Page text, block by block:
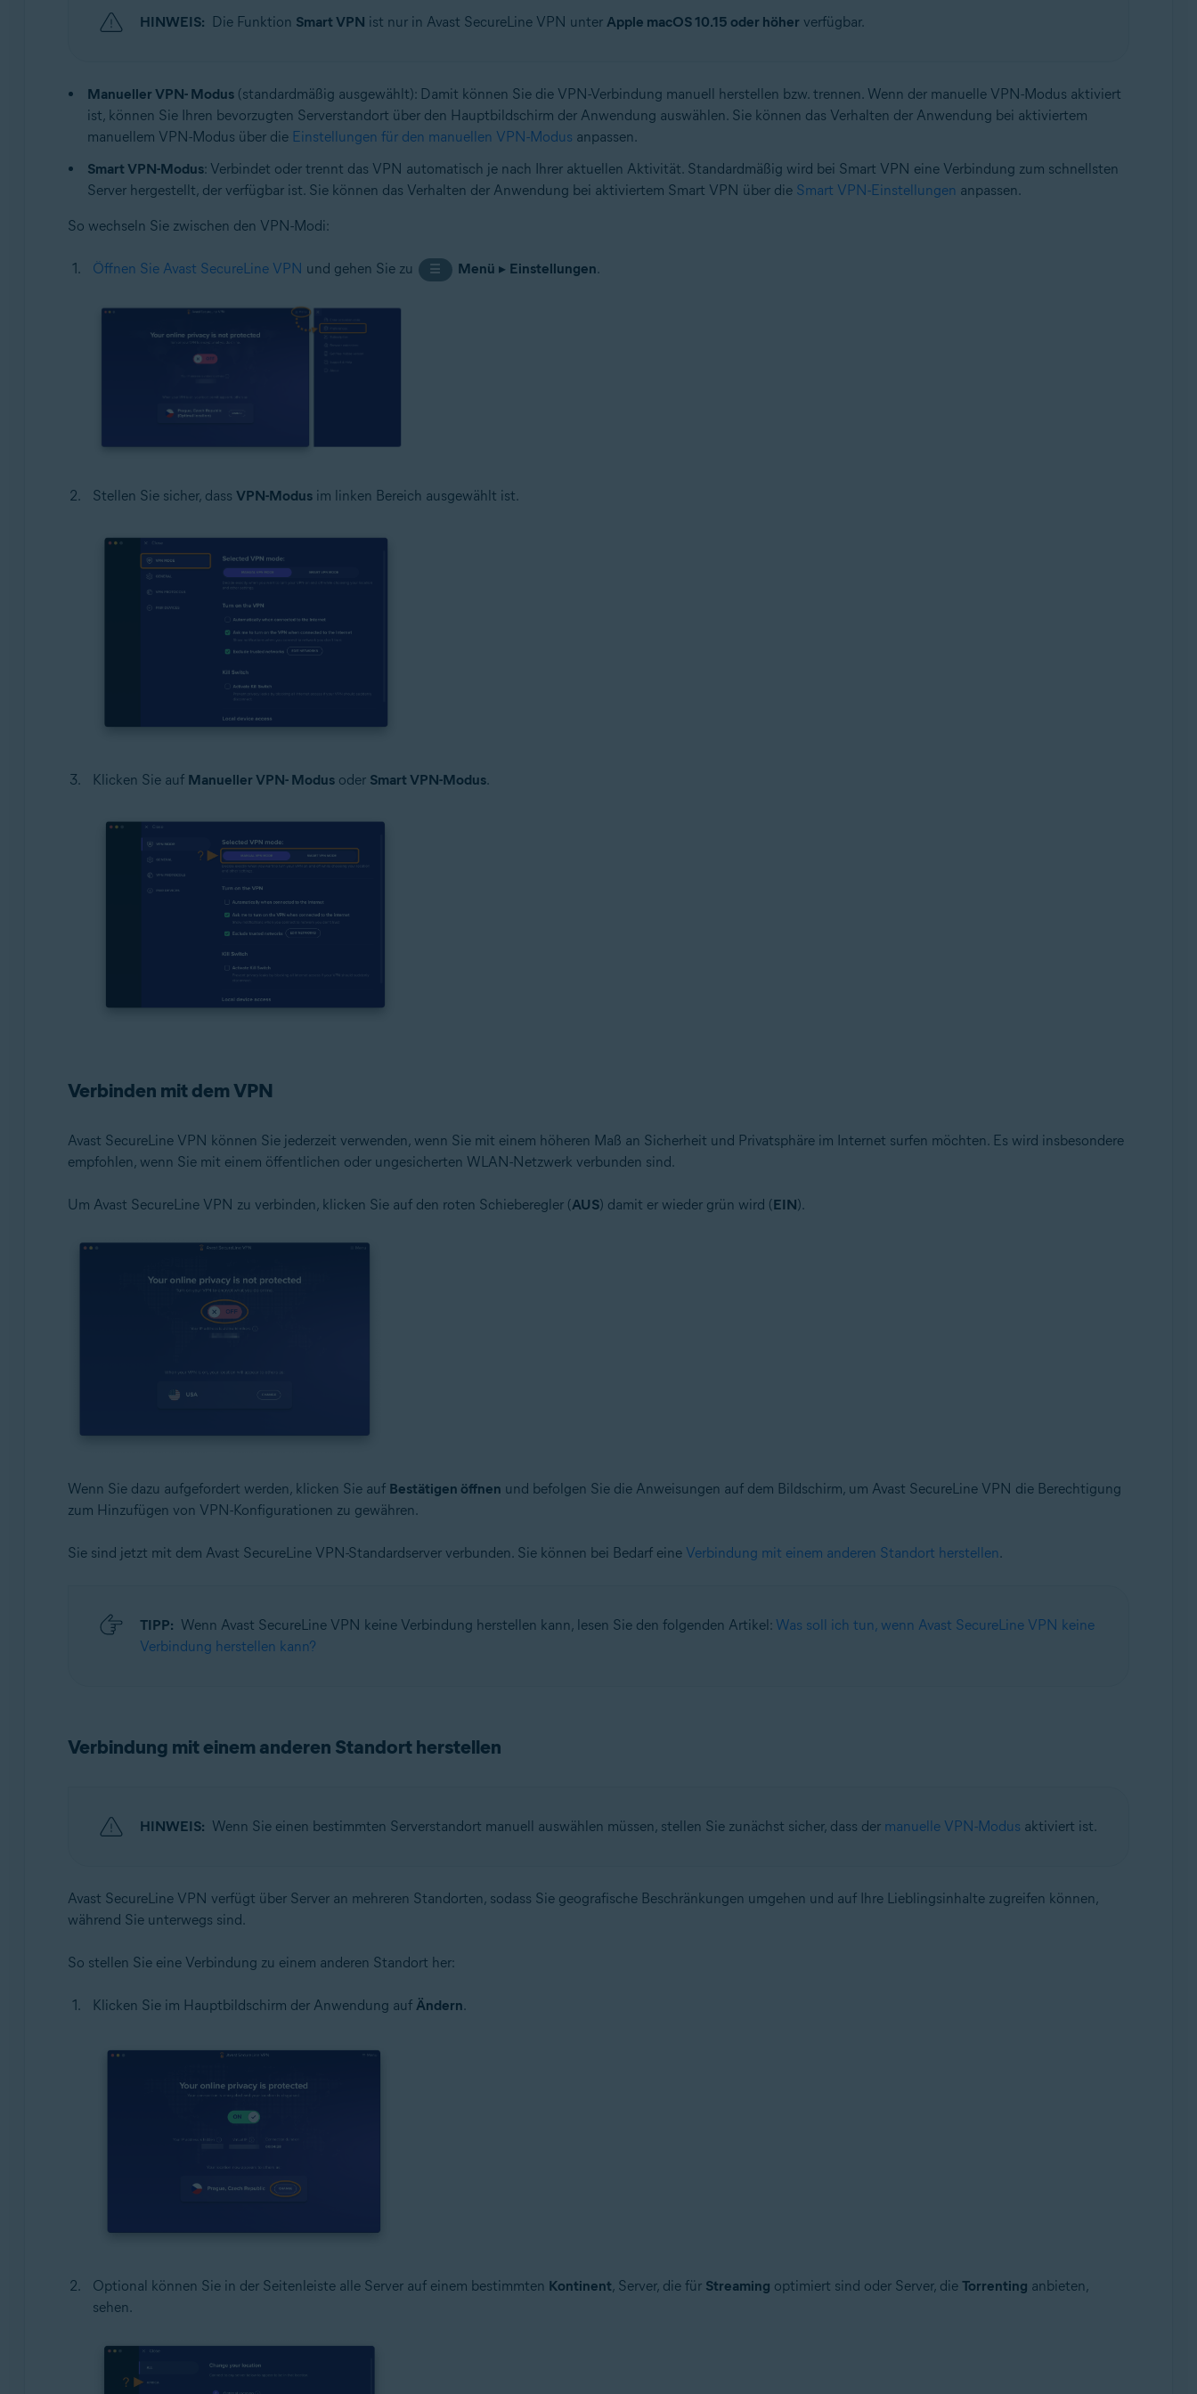
HINWEIS: Die Funktion Smart VPN ist nur in Avast SecureLine VPN unter Apple macOS 10.15 oder höher verfügbar.
Manueller VPN- Modus(standardmäßig ausgewählt): Damit können Sie die VPN-Verbindung manuell herstellen bzw. trennen. Wenn der manuelle VPN-Modus aktiviert
ist, können Sie Ihren bevorzugten Serverstandort über den Hauptbildschirm der Anwendung auswählen. Sie können das Verhalten der Anwendung bei aktiviertem
manuellem VPN-Modus über die Einstellungen für den manuellen VPN-Modus anpassen.
Smart VPN-Modus: Verbindet oder trennt das VPN automatisch je nach Ihrer aktuellen Aktivität. Standardmäßig wird bei Smart VPN eine Verbindung zum schnellsten
Server hergestellt, der verfügbar ist. Sie können das Verhalten der Anwendung bei aktiviertem Smart VPN über die Smart VPN-Einstellungen anpassen.
So wechseln Sie zwischen den VPN-Modi:
Öffnen Sie Avast SecureLine VPN und gehen Sie zu ☰ Menü ▸ Einstellungen.
Stellen Sie sicher, dass VPN-Modusim linken Bereich ausgewählt ist.
Klicken Sie auf Manueller VPN- Modusoder Smart VPN-Modus.
Verbinden mit dem VPN
Avast SecureLine VPN können Sie jederzeit verwenden, wenn Sie mit einem höheren Maß an Sicherheit und Privatsphäre im Internet surfen möchten. Es wird insbesondere
empfohlen, wenn Sie mit einem öffentlichen oder ungesicherten WLAN-Netzwerk verbunden sind.
Um Avast SecureLine VPN zu verbinden, klicken Sie auf den roten Schieberegler (AUS) damit er wieder grün wird (EIN).
Wenn Sie dazu aufgefordert werden, klicken Sie auf Bestätigen öffnen und befolgen Sie die Anweisungen auf dem Bildschirm, um Avast SecureLine VPN die Berechtigung
zum Hinzufügen von VPN-Konfigurationen zu gewähren.
Sie sind jetzt mit dem Avast SecureLine VPN-Standardserver verbunden. Sie können bei Bedarf eine Verbindung mit einem anderen Standort herstellen.
TIPP: Wenn Avast SecureLine VPN keine Verbindung herstellen kann, lesen Sie den folgenden Artikel: Was soll ich tun, wenn Avast SecureLine VPN keine
Verbindung herstellen kann?
Verbindung mit einem anderen Standort herstellen
HINWEIS: Wenn Sie einen bestimmten Serverstandort manuell auswählen müssen, stellen Sie zunächst sicher, dass der manuelle VPN-Modus aktiviert ist.
Avast SecureLine VPN verfügt über Server an mehreren Standorten, sodass Sie geografische Beschränkungen umgehen und auf Ihre Lieblingsinhalte zugreifen können,
während Sie unterwegs sind.
So stellen Sie eine Verbindung zu einem anderen Standort her:
Klicken Sie im Hauptbildschirm der Anwendung auf Ändern.
Optional können Sie in der Seitenleiste alle Server auf einem bestimmten Kontinent, Server, die für Streaming optimiert sind oder Server, die Torrenting anbieten,
sehen.